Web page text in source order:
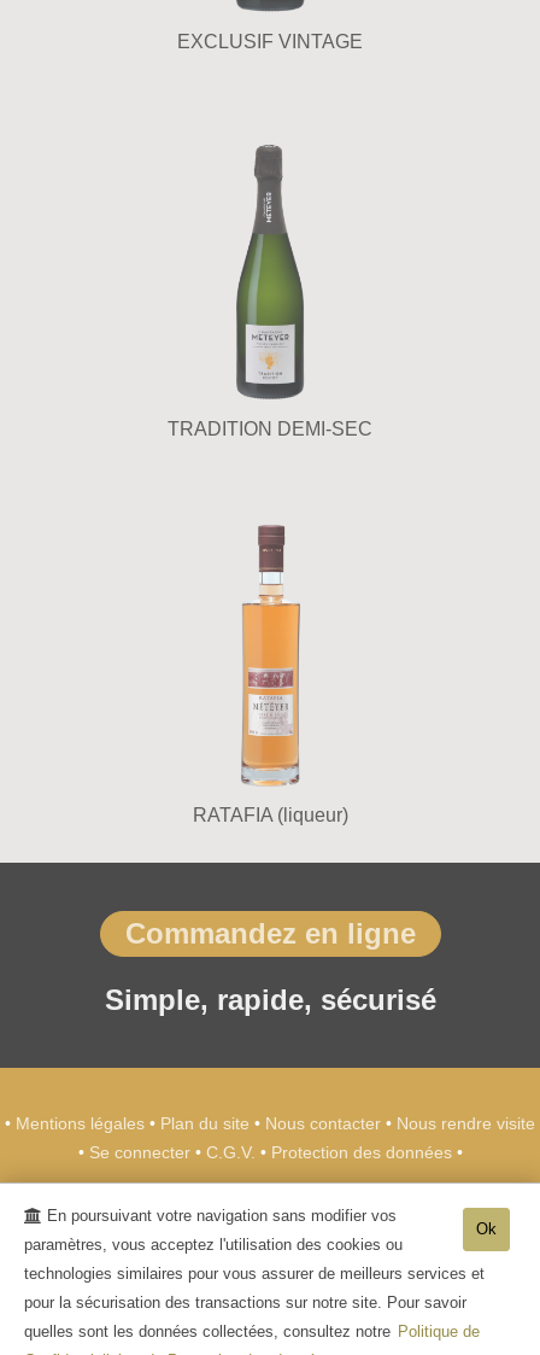
EXCLUSIF VINTAGE
TRADITION DEMI-SEC
RATAFIA (liqueur)
Commandez en ligne
Simple, rapide, sécurisé
• Mentions légales • Plan du site • Nous contacter • Nous rendre visite
• Se connecter • C.G.V. • Protection des données •
l'Europe02850Trélou sur Marne
Tél. +33 (0)3 23 70 26 20
- L'abus d'alcool est dangereux pour la santé, sachez consommer avec
modération. La vente d'alcool aux mineurs de moins de 18 ans est interdite. -
Ok
En poursuivant votre navigation sans modifier vos
paramètres, vous acceptez l'utilisation des cookies ou
technologies similaires pour vous assurer de meilleurs services et
pour la sécurisation des transactions sur notre site. Pour savoir
quelles sont les données collectées, consultez notre Politique de